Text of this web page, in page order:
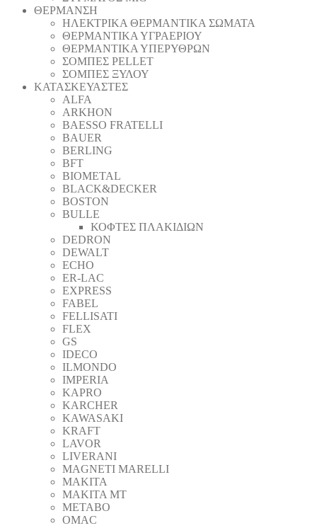
ΘΕΡΜΑΝΣΗ
ΗΛΕΚΤΡΙΚΑ ΘΕΡΜΑΝΤΙΚΑ ΣΩΜΑΤΑ
ΘΕΡΜΑΝΤΙΚΑ ΥΓΡΑΕΡΙΟΥ
ΘΕΡΜΑΝΤΙΚΑ ΥΠΕΡΥΘΡΩΝ
ΣΟΜΠΕΣ PELLET
ΣΟΜΠΕΣ ΞΥΛΟΥ
ΚΑΤΑΣΚΕΥΑΣΤΕΣ
ALFA
ARKHON
BAESSO FRATELLI
BAUER
BERLING
BFT
BIOMETAL
BLACK&DECKER
BOSTON
BULLE
ΚΟΦΤΕΣ ΠΛΑΚΙΔΙΩΝ
DEDRON
DEWALT
ECHO
ER-LAC
EXPRESS
FABEL
FELLISATI
FLEX
GS
IDECO
ILMONDO
IMPERIA
KAPRO
KARCHER
KAWASAKI
KRAFT
LAVOR
LIVERANI
MAGNETI MARELLI
MAKITA
MAKITA MT
METABO
OMAC